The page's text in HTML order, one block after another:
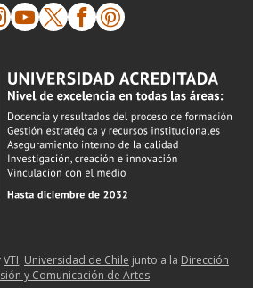
VTI, Universidad de Chile junto a la Dirección
y Comunicación de Artes